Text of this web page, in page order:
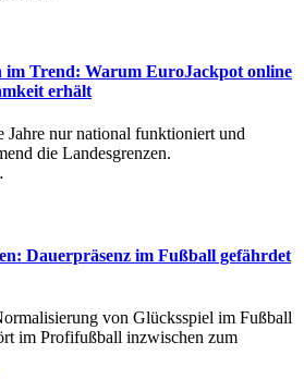
Trend: Warum EuroJackpot online
erhält
Jahre nur national funktioniert und
die Landesgrenzen.
Dauerpräsenz im Fußball gefährdet
von Glücksspiel im Fußball
im Profifußball inzwischen zum